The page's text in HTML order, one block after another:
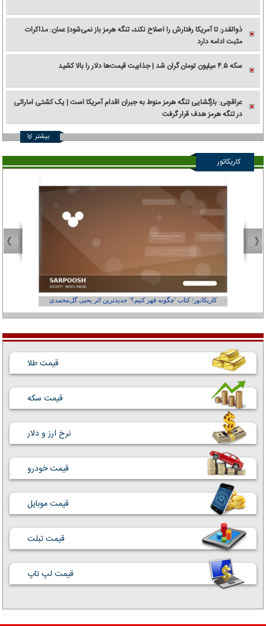
ذوالقدر: تا آمریکا رفتارش را اصلاح نکند، تنگه هرمز باز نمی‌شود| عمان: مذاکرات
مثبت ادامه دارد
سکه ۴.۵ میلیون تومان گران شد | جذابیت قیمت‌ها دلار را بالا کشید
عراقچی: بازگشایی تنگه هرمز منوط به جبران اقدام آمریکا است | یک کشتی اماراتی
در تنگه هرمز هدف قرار گرفت
بیشتر
کاریکاتور
کاریکاتور/ کتاب 'چگونه قهر کنیم؟' جدیدترین اثر یحیی گل‌محمدی
قیمت طلا
قیمت سکه
نرخ ارز و دلار
قیمت خودرو
قیمت موبایل
قیمت تبلت
قیمت لپ تاپ